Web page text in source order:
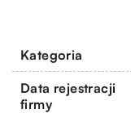
Kategoria
Data rejestracji
firmy